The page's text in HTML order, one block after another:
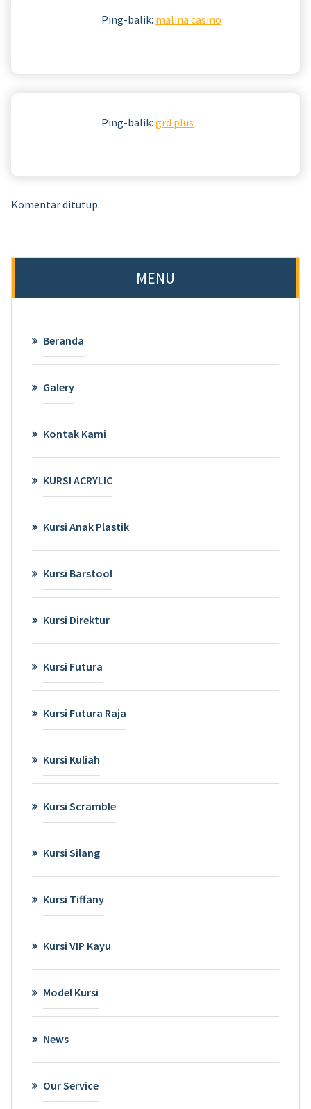
Ping-balik: malina casino
Ping-balik: grd plus
Komentar ditutup.
MENU
Beranda
Galery
Kontak Kami
KURSI ACRYLIC
Kursi Anak Plastik
Kursi Barstool
Kursi Direktur
Kursi Futura
Kursi Futura Raja
Kursi Kuliah
Kursi Scramble
Kursi Silang
Kursi Tiffany
Kursi VIP Kayu
Model Kursi
News
Our Service